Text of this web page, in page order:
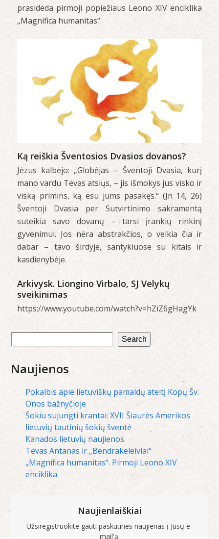
prasideda pirmoji popiežiaus Leono XIV enciklika
„Magnifica humanitas“.
Ką reiškia Šventosios Dvasios dovanos?
Jėzus kalbėjo: „Globėjas – Šventoji Dvasia, kurį
mano vardu Tėvas atsiųs, – jis išmokys jus visko ir
viską primins, ką esu jums pasakęs.“ (Jn 14, 26)
Šventoji Dvasia per Sutvirtinimo sakramentą
suteikia savo dovanų – tarsi įrankių rinkinį
gyvenimui. Jos nėra abstrakčios, o veikia čia ir
dabar – tavo širdyje, santykiuose su kitais ir
kasdienybėje.
Arkivysk. Liongino Virbalo, SJ Velykų
sveikinimas
https://www.youtube.com/watch?v=hZiZ6gHagYk
Search
Naujienos
Pokalbis apie lietuviškų pamaldų ateitį Kopų Šv.
Onos bažnyčioje
Šokiu sujungti krantai: XVII Šiaurės Amerikos
lietuvių tautinių šokių šventė
Kanados lietuvių naujienos
Tėvas Antanas ir „Bendrakeleiviai“
„Magnifica humanitas“. Pirmoji Leono XIV
enciklika
Naujienlaiškiai
Užsiregistruokite gauti paskutines naujienas į Jūsų e-
mail'ą.